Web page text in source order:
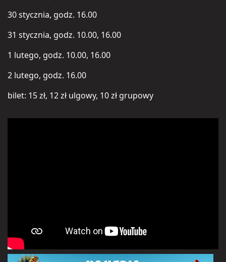
30 stycznia, godz. 16.00
31 stycznia, godz. 10.00, 16.00
1 lutego, godz. 10.00, 16.00
2 lutego, godz. 16.00
bilet: 15 zł, 12 zł ulgowy, 10 zł grupowy